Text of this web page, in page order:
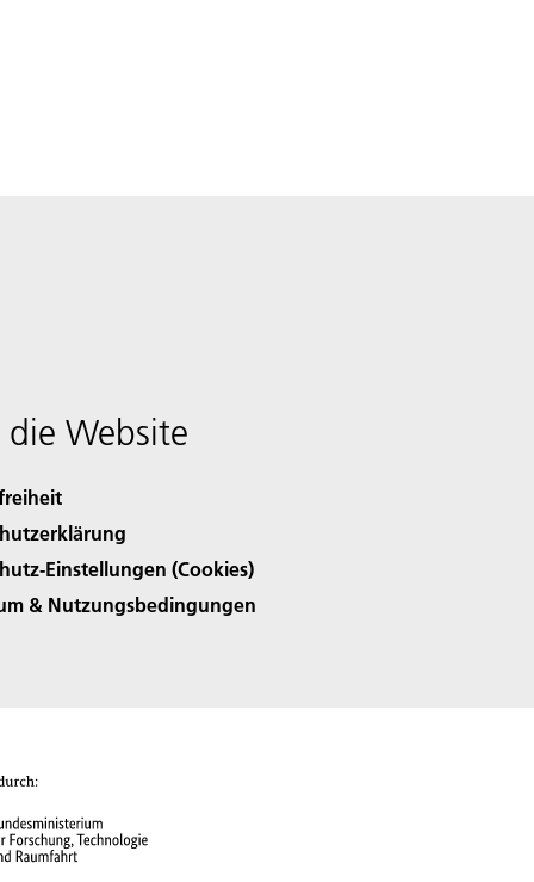
Website
Einstellungen (Cookies)
& Nutzungsbedingungen